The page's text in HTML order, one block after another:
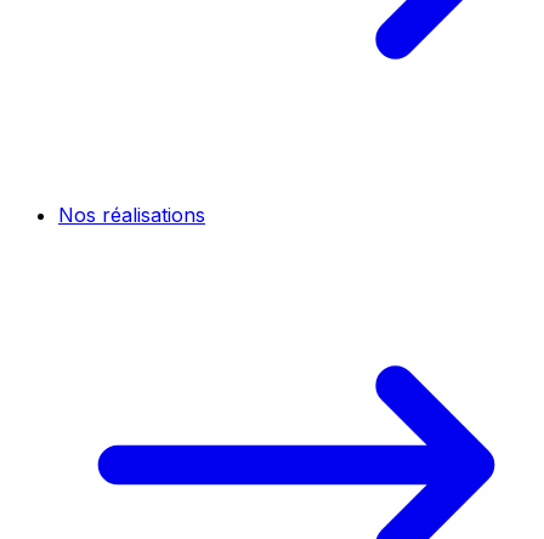
Nos réalisations